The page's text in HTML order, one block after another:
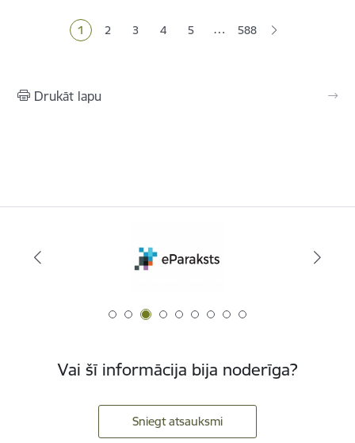
Pašreizējā lapa
1 Lapa
2 Lapa
3 Lapa
4 Lapa
5 … 588
Drukāt lapu
Vai šī informācija bija noderīga?
Sniegt atsauksmi